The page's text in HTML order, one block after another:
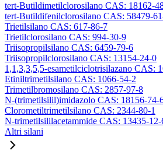
tert-Butildimetilclorosilano CAS: 18162-
tert-Butildifenilclorosilano CAS: 58479-
Trietilsilano CAS: 617-86-7
Trietilclorosilano CAS: 994-30-9
Triisopropilsilano CAS: 6459-79-6
Triisopropilclorosilano CAS: 13154-24-0
1,1,3,3,5,5-esametilciclotrisilazano CAS:
Etiniltrimetilsilano CAS: 1066-54-2
Trimetilbromosilano CAS: 2857-97-8
N-(trimetilsilil)imidazolo CAS: 18156-74-
Clorometiltrimetilsilano CAS: 2344-80-1
N-trimetilsililacetammide CAS: 13435-12-
Altri silani